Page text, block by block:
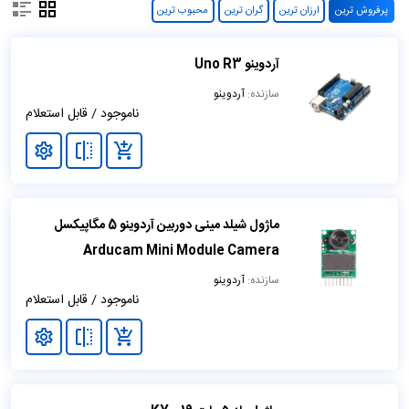
برد، مغز هزاران پروژه بوده است؛ از اشیاء روزمره گرفته تا ابزاره
ای پیچیده علمی. جامعه جهانی سازندگان از
جمله دانش آموزان، علاقه مندان، هنرمندان، برنامه نویسان،
متخصصان و
غیره در اطراف این بستر منبع باز گرد هم آمده اند؛ مشارکت آنها
و متخصصان کمک بزرگی باشد.
پرفروش ترین ارزان ترین گران ترین محبوب ترین
آردوینو Uno R3
سازنده: آردوینو
ناموجود / قابل استعلام
ماژول شیلد مینی دوربین آردوینو 5 مگاپیکسل
Arducam Mini Module Camera
سازنده: آردوینو
ناموجود / قابل استعلام